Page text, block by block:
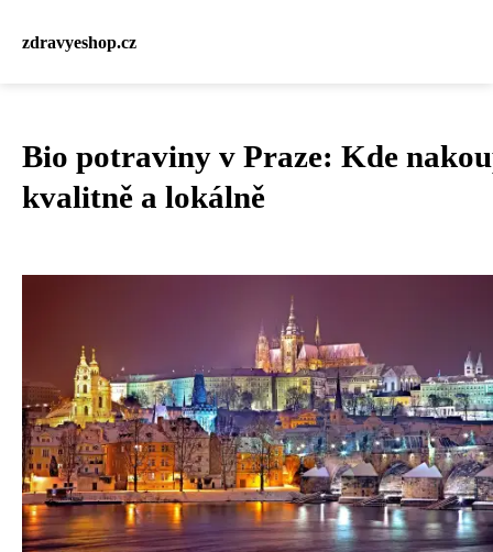
zdravyeshop.cz
Bio potraviny v Praze: Kde
kvalitně a lokálně